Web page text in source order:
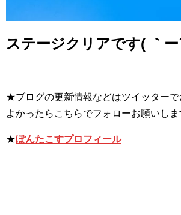
ステージクリアです( ｀ー
★ブログの更新情報などはツイッターで
よかったらこちらでフォローお願いし
★ぽんたこすプロフィール